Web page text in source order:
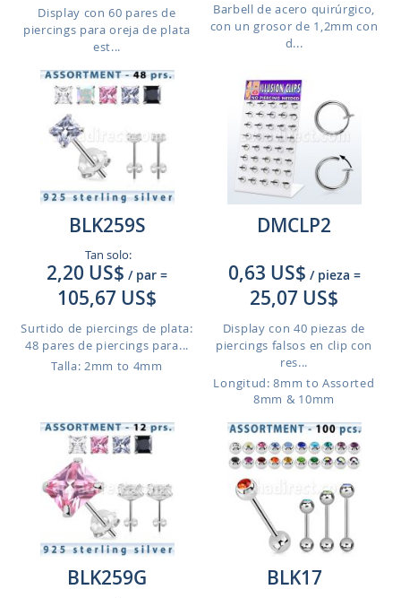
Display con 60 pares de
piercings para oreja de plata
est...
Barbell de acero quirúrgico,
con un grosor de 1,2mm con
d...
BLK259S
Tan solo:
2,20 US$ / par =
105,67 US$
Surtido de piercings de plata:
48 pares de piercings para...
Talla: 2mm to 4mm
DMCLP2
0,63 US$ / pieza =
25,07 US$
Display con 40 piezas de
piercings falsos en clip con
res...
Longitud: 8mm to Assorted
8mm & 10mm
BLK259G
BLK17